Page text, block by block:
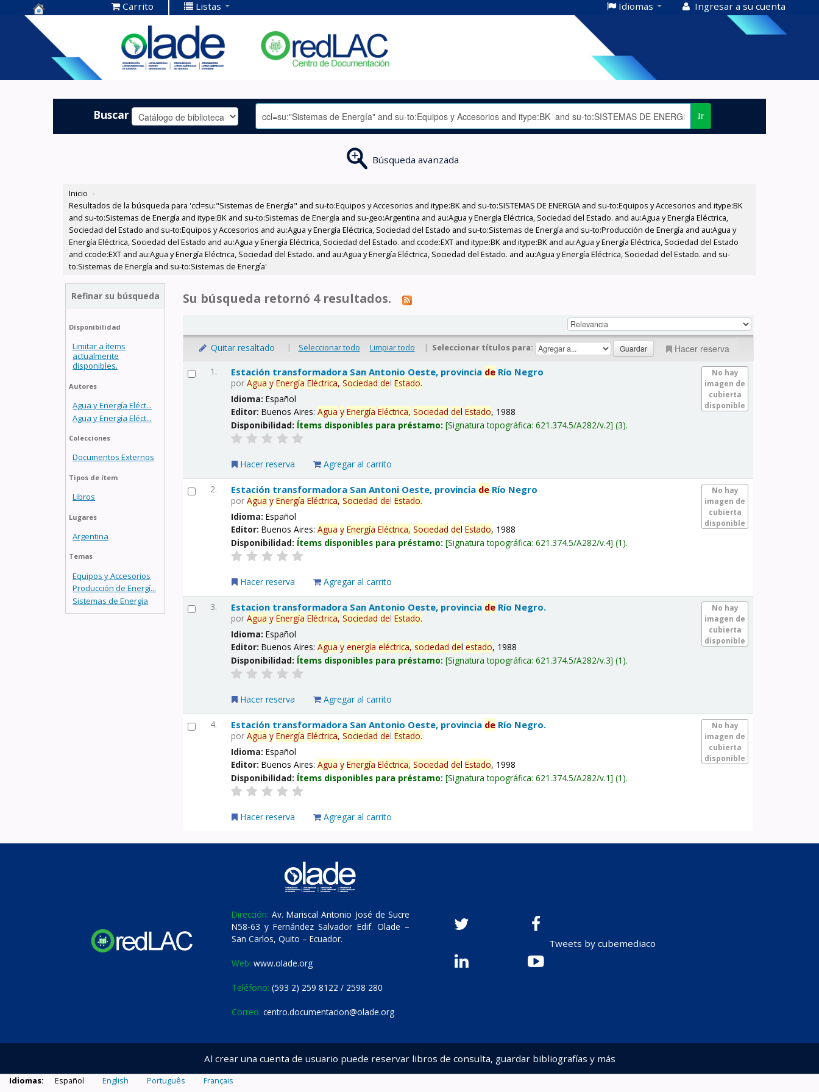
Centro de
Documentación
OLADE -
Carrito Listas Idiomas Ingresar a su cuenta
Buscar Ir
Búsqueda avanzada
Inicio ›
Resultados de la búsqueda para 'ccl=su:"Sistemas de Energía" and su-to:Equipos y Accesorios and itype:BK and su-to:SISTEMAS DE ENERGIA and su-to:Equipos y Accesorios and itype:BK
and su-to:Sistemas de Energía and itype:BK and su-to:Sistemas de Energía and su-geo:Argentina and au:Agua y Energía Eléctrica, Sociedad del Estado. and au:Agua y Energía Eléctrica,
Sociedad del Estado and su-to:Equipos y Accesorios and au:Agua y Energía Eléctrica, Sociedad del Estado and su-to:Sistemas de Energía and su-to:Producción de Energía and au:Agua y
Energía Eléctrica, Sociedad del Estado and au:Agua y Energía Eléctrica, Sociedad del Estado. and ccode:EXT and itype:BK and itype:BK and au:Agua y Energía Eléctrica, Sociedad del Estado
and ccode:EXT and au:Agua y Energía Eléctrica, Sociedad del Estado. and au:Agua y Energía Eléctrica, Sociedad del Estado. and au:Agua y Energía Eléctrica, Sociedad del Estado. and su-
to:Sistemas de Energía and su-to:Sistemas de Energía'
Refinar su búsqueda
Disponibilidad
Limitar a ítems
actualmente
disponibles.
Autores
Agua y Energía Eléct...
Agua y Energía Eléct...
Colecciones
Documentos Externos
Tipos de ítem
Libros
Lugares
Argentina
Temas
Equipos y Accesorios
Producción de Energí...
Sistemas de Energía
Su búsqueda retornó 4 resultados.
Quitar resaltado | Seleccionar todo Limpiar todo | Seleccionar títulos para: Hacer reserva
1.
No hay
imagen de
cubierta
disponible
Estación transformadora San Antonio Oeste, provincia de Río Negro
porAgua y Energía Eléctrica, Sociedad delEstado.
Idioma:Español
Editor:Buenos Aires:Agua y Energía Eléctrica, Sociedad delEstado, 1988
Disponibilidad: Ítems disponibles para préstamo: Signatura topográfica:621.374.5/A282/v.2 (3).
Hacer reserva Agregar al carrito
2.
No hay
imagen de
cubierta
disponible
Estación transformadora San Antoni Oeste, provincia de Río Negro
porAgua y Energía Eléctrica, Sociedad delEstado.
Idioma:Español
Editor:Buenos Aires:Agua y Energía Eléctrica, Sociedad delEstado, 1988
Disponibilidad: Ítems disponibles para préstamo: Signatura topográfica:621.374.5/A282/v.4 (1).
Hacer reserva Agregar al carrito
3.
No hay
imagen de
cubierta
disponible
Estacion transformadora San Antonio Oeste, provincia de Río Negro.
porAgua y Energía Eléctrica, Sociedad delEstado.
Idioma:Español
Editor:Buenos Aires:Agua y energía eléctrica, sociedad delestado, 1988
Disponibilidad: Ítems disponibles para préstamo: Signatura topográfica:621.374.5/A282/v.3 (1).
Hacer reserva Agregar al carrito
4.
No hay
imagen de
cubierta
disponible
Estación transformadora San Antonio Oeste, provincia de Río Negro.
porAgua y Energía Eléctrica, Sociedad delEstado.
Idioma:Español
Editor:Buenos Aires:Agua y Energía Eléctrica, Sociedad delEstado, 1998
Disponibilidad: Ítems disponibles para préstamo: Signatura topográfica:621.374.5/A282/v.1 (1).
Hacer reserva Agregar al carrito
Dirección: Av. Mariscal Antonio José de Sucre
N58-63 y Fernández Salvador Edif. Olade –
San Carlos, Quito – Ecuador.
Web: www.olade.org
Teléfono: (593 2) 259 8122 / 2598 280
Correo: centro.documentacion@olade.org
Tweets by cubemediaco
Al crear una cuenta de usuario puede reservar libros de consulta, guardar bibliografías y más
Idiomas: Español English Português Français